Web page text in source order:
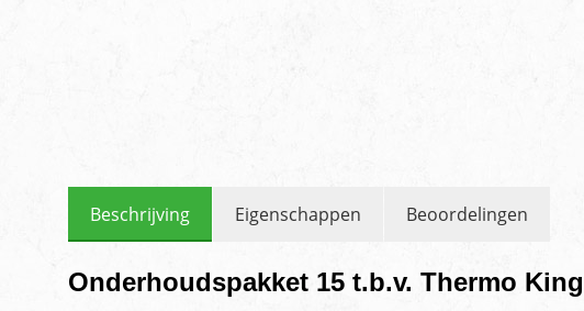
Beschrijving Eigenschappen Beoordelingen
Onderhoudspakket 15 t.b.v. Thermo King